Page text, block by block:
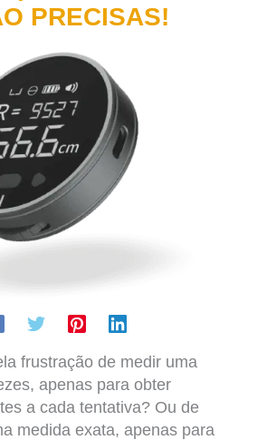
PRECISAS!
frustração de medir uma
apenas para obter
a cada tentativa? Ou de
medida exata, apenas para